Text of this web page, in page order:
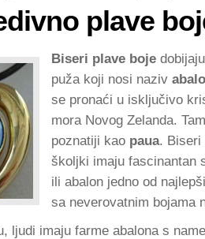
plave
Biseri plave boje
puža koji nosi naziv
se pronaći u isključivo
mora Novog Zelanda.
poznatiji kao paua. Biseri
školjki imaju fascinantan
ili abalon jedno od
sa neverovatnim bojama
ljudi imaju farme abalona s